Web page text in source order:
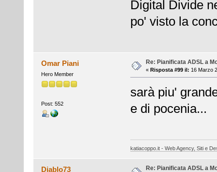
Digital Divide
po' visto la
Omar Piani
Hero Member
Post: 552
Re: Pianificata ADSL a
« Risposta #99 il: 16 Marzo
sarà piu'
e di pocenia...
katiacoppo.it - Web Agency, Siti e
Diablo73 Re: Pianificata ADSL a